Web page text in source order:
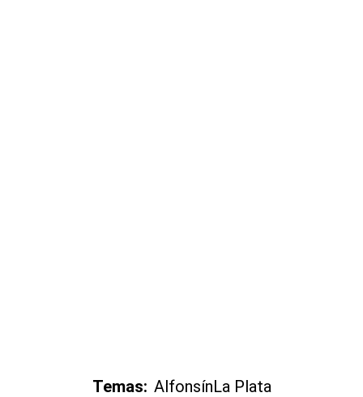
Temas: AlfonsínLa Plata